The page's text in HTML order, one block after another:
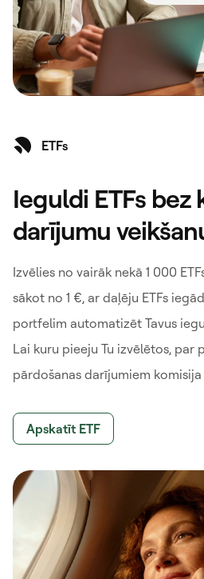
ETFs
Ieguldi ETFs bez
darījumu
Izvēlies no vairāk nekā 1 000
sākot no 1 €, ar daļēju ETFs
portfelim automatizēt Tavus
Lai kuru pieeju Tu izvēlētos, par
pārdošanas darījumiem
Apskatīt ETF